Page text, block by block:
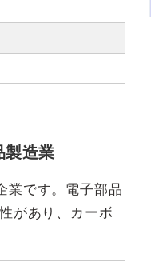
製造業
業です。電子部品
があり、カーボ